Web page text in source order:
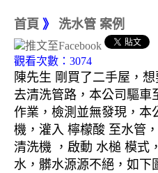
首頁 》 洗水管 案例
觀看次數：3074
陳先生 剛買了二手屋，
去清洗管路，本公司驅車
作業，檢測並無發現，本
機，灌入 檸檬酸 至水管
清洗機 ，啟動 水槌 模式
水，髒水源源不絕，如下